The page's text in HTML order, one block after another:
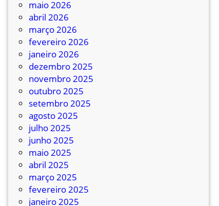
maio 2026
abril 2026
março 2026
fevereiro 2026
janeiro 2026
dezembro 2025
novembro 2025
outubro 2025
setembro 2025
agosto 2025
julho 2025
junho 2025
maio 2025
abril 2025
março 2025
fevereiro 2025
janeiro 2025